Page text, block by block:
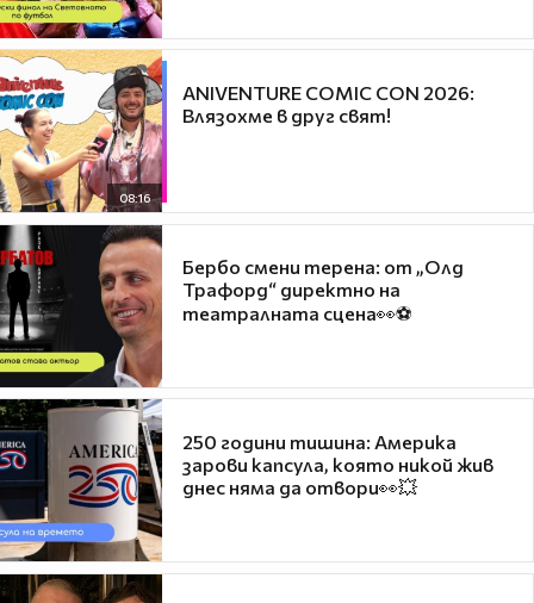
08:16
ANIVENTURE COMIC CON 2026:
Влязохме в друг свят!
Бербо смени терена: от „Олд
Трафорд“ директно на
театралната сцена👀⚽
250 години тишина: Америка
зарови капсула, която никой жив
днес няма да отвори👀💥